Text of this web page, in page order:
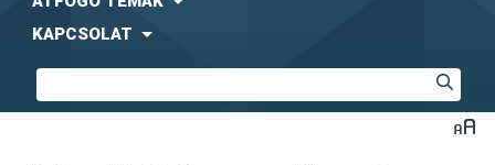
KAPCSOLAT